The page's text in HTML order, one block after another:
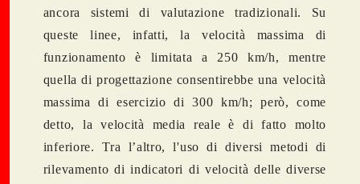
ancora sistemi di valutazione tradizionali. Su
queste linee, infatti, la velocità massima di
funzionamento è limitata a 250 km/h, mentre
quella di progettazione consentirebbe una velocità
massima di esercizio di 300 km/h; però, come
detto, la velocità media reale è di fatto molto
inferiore. Tra l’altro, l'uso di diversi metodi di
rilevamento di indicatori di velocità delle diverse